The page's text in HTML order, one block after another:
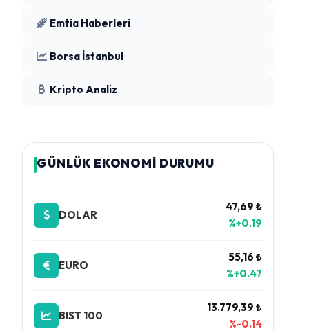
Emtia Haberleri
Borsa İstanbul
Kripto Analiz
GÜNLÜK EKONOMİ DURUMU
DOLAR
47,69 ₺
%+0.19
EURO
55,16 ₺
%+0.47
BIST 100
13.779,39 ₺
%-0.14